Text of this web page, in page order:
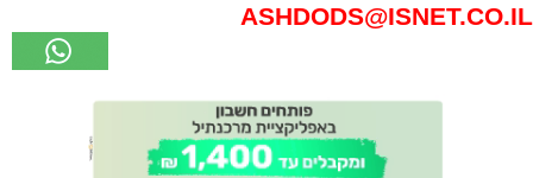
ASHDODS@ISNET.CO.IL